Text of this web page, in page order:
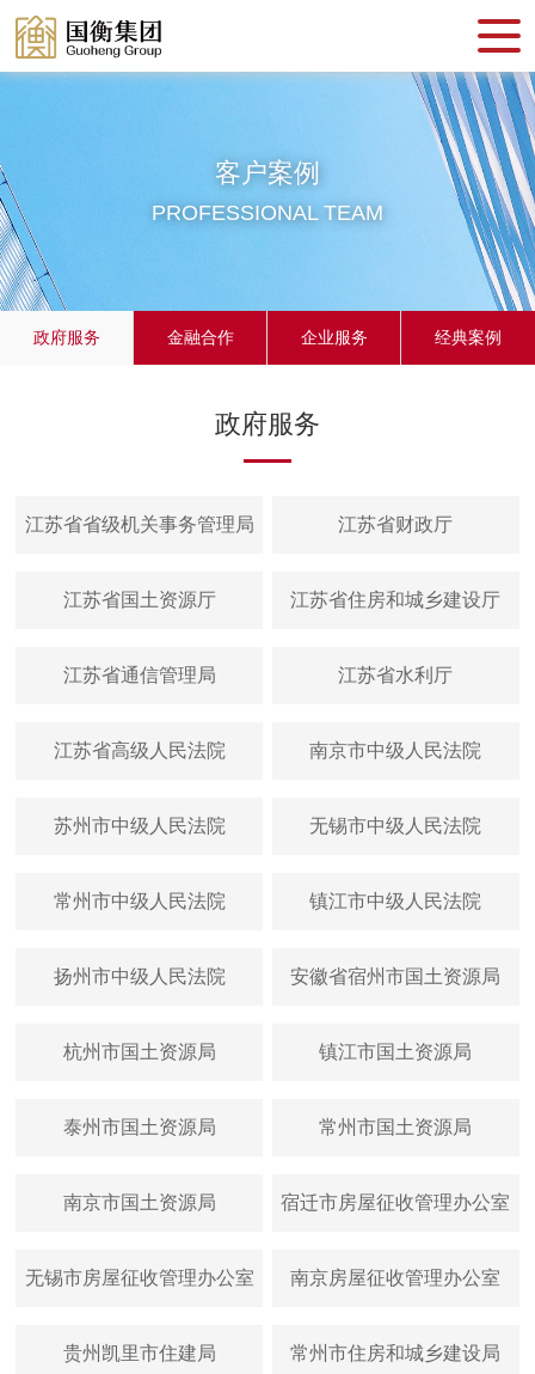
客户案例
PROFESSIONAL TEAM
政府服务 金融合作 企业服务 经典案例
政府服务
江苏省省级机关事务管理局 江苏省财政厅
江苏省国土资源厅 江苏省住房和城乡建设厅
江苏省通信管理局 江苏省水利厅
江苏省高级人民法院 南京市中级人民法院
苏州市中级人民法院 无锡市中级人民法院
常州市中级人民法院 镇江市中级人民法院
扬州市中级人民法院 安徽省宿州市国土资源局
杭州市国土资源局 镇江市国土资源局
泰州市国土资源局 常州市国土资源局
南京市国土资源局 宿迁市房屋征收管理办公室
无锡市房屋征收管理办公室 南京房屋征收管理办公室
贵州凯里市住建局 常州市住房和城乡建设局